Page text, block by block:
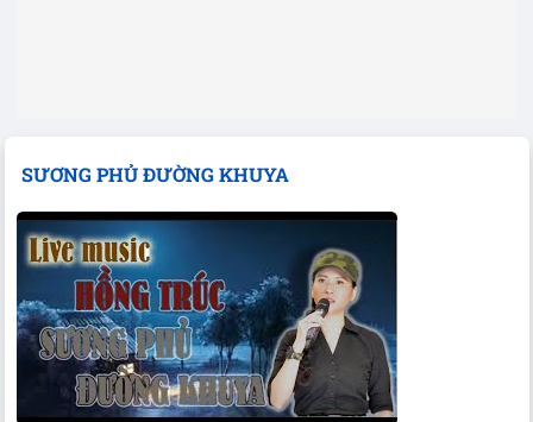
SƯƠNG PHỦ ĐƯỜNG KHUYA